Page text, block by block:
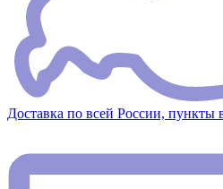
Доставка по всей России, пункты